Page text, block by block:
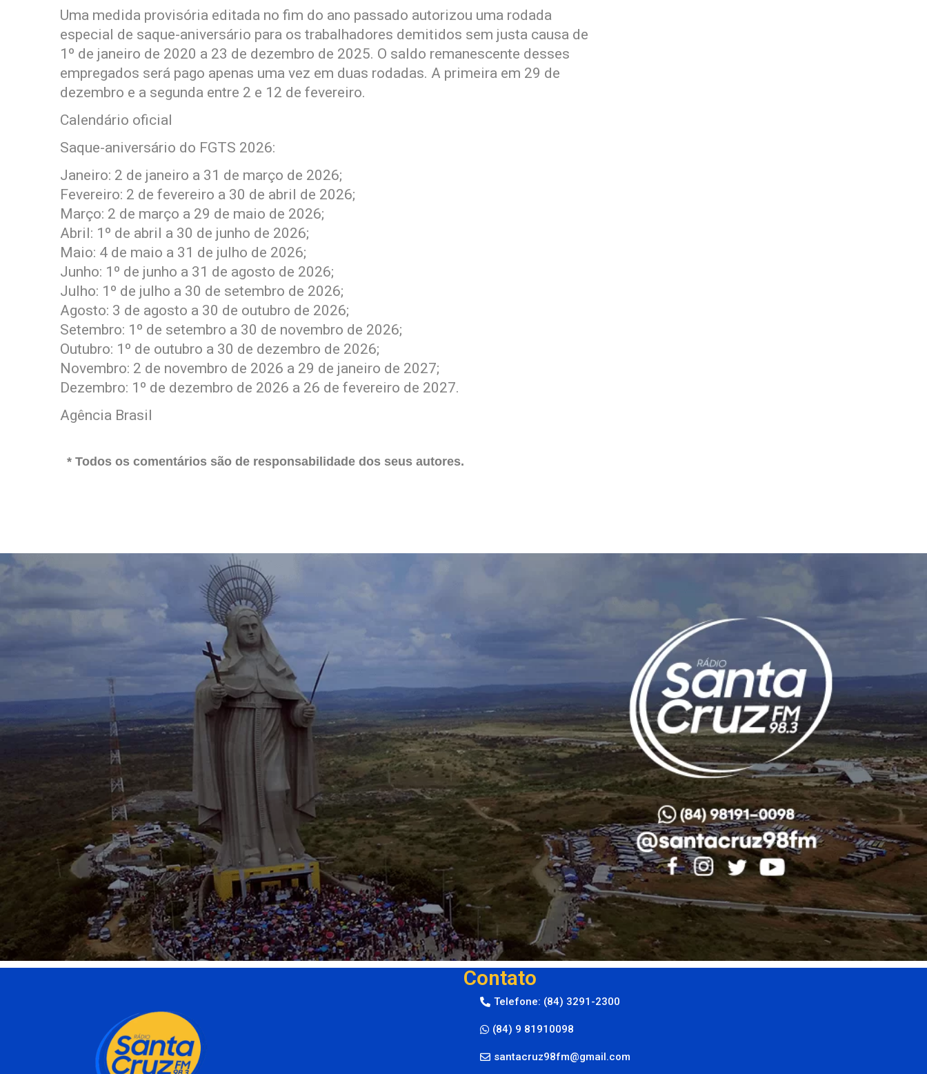
Uma medida provisória editada no fim do ano passado autorizou uma rodada
especial de saque-aniversário para os trabalhadores demitidos sem justa causa de
1º de janeiro de 2020 a 23 de dezembro de 2025. O saldo remanescente desses
empregados será pago apenas uma vez em duas rodadas. A primeira em 29 de
dezembro e a segunda entre 2 e 12 de fevereiro.
Calendário oficial
Saque-aniversário do FGTS 2026:
Janeiro: 2 de janeiro a 31 de março de 2026;
Fevereiro: 2 de fevereiro a 30 de abril de 2026;
Março: 2 de março a 29 de maio de 2026;
Abril: 1º de abril a 30 de junho de 2026;
Maio: 4 de maio a 31 de julho de 2026;
Junho: 1º de junho a 31 de agosto de 2026;
Julho: 1º de julho a 30 de setembro de 2026;
Agosto: 3 de agosto a 30 de outubro de 2026;
Setembro: 1º de setembro a 30 de novembro de 2026;
Outubro: 1º de outubro a 30 de dezembro de 2026;
Novembro: 2 de novembro de 2026 a 29 de janeiro de 2027;
Dezembro: 1º de dezembro de 2026 a 26 de fevereiro de 2027.
Agência Brasil
* Todos os comentários são de responsabilidade dos seus autores.
Contato
Telefone: (84) 3291-2300
(84) 9 81910098
santacruz98fm@gmail.com